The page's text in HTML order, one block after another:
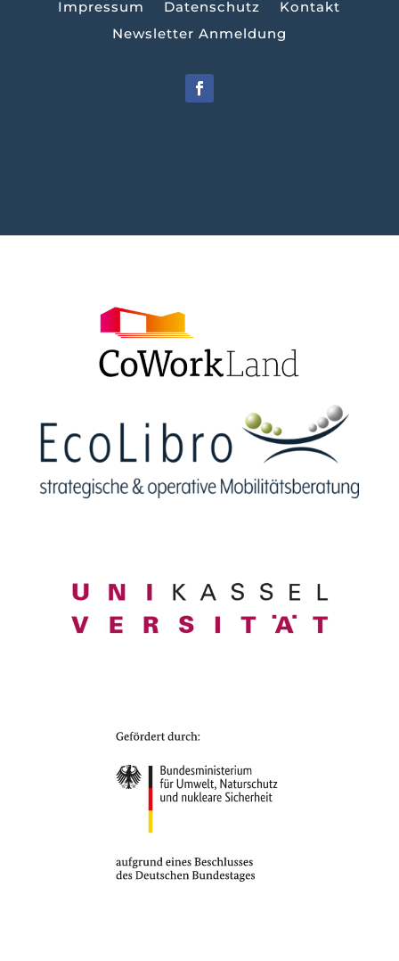
Impressum Datenschutz
Kontakt
Newsletter Anmeldung